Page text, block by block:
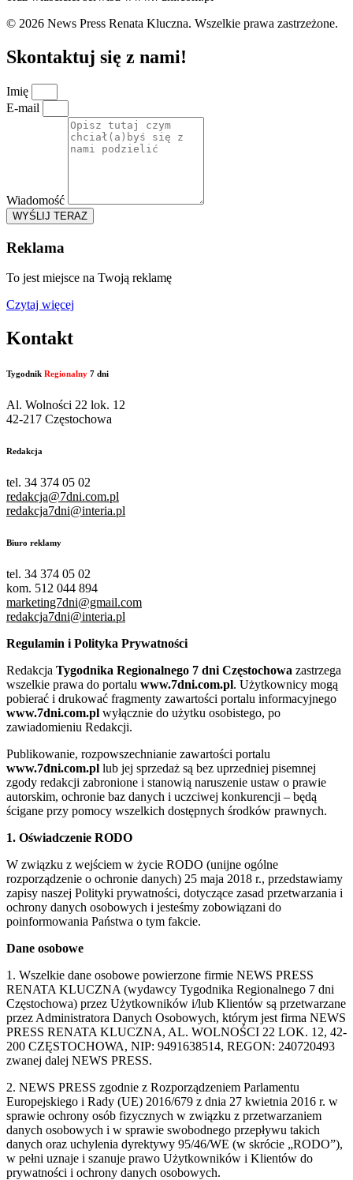
© 2026 News Press Renata Kluczna. Wszelkie prawa zastrzeżone.
Skontaktuj się z nami!
Imię
E-mail
Wiadomość
WYŚLIJ TERAZ
Reklama
To jest miejsce na Twoją reklamę
Czytaj więcej
Kontakt
Tygodnik Regionalny 7 dni
Al. Wolności 22 lok. 12
42-217 Częstochowa
Redakcja
tel. 34 374 05 02
redakcja@7dni.com.pl
redakcja7dni@interia.pl
Biuro reklamy
tel. 34 374 05 02
kom. 512 044 894
marketing7dni@gmail.com
redakcja7dni@interia.pl
Regulamin i Polityka Prywatności
Redakcja Tygodnika Regionalnego 7 dni Częstochowa zastrzega
wszelkie prawa do portalu www.7dni.com.pl. Użytkownicy mogą
pobierać i drukować fragmenty zawartości portalu informacyjnego
www.7dni.com.pl wyłącznie do użytku osobistego, po
zawiadomieniu Redakcji.
Publikowanie, rozpowszechnianie zawartości portalu
www.7dni.com.pl lub jej sprzedaż są bez uprzedniej pisemnej
zgody redakcji zabronione i stanowią naruszenie ustaw o prawie
autorskim, ochronie baz danych i uczciwej konkurencji – będą
ścigane przy pomocy wszelkich dostępnych środków prawnych.
1. Oświadczenie RODO
W związku z wejściem w życie RODO (unijne ogólne
rozporządzenie o ochronie danych) 25 maja 2018 r., przedstawiamy
zapisy naszej Polityki prywatności, dotyczące zasad przetwarzania i
ochrony danych osobowych i jesteśmy zobowiązani do
poinformowania Państwa o tym fakcie.
Dane osobowe
1. Wszelkie dane osobowe powierzone firmie NEWS PRESS
RENATA KLUCZNA (wydawcy Tygodnika Regionalnego 7 dni
Częstochowa) przez Użytkowników i/lub Klientów są przetwarzane
przez Administratora Danych Osobowych, którym jest firma NEWS
PRESS RENATA KLUCZNA, AL. WOLNOŚCI 22 LOK. 12, 42-
200 CZĘSTOCHOWA, NIP: 9491638514, REGON: 240720493
zwanej dalej NEWS PRESS.
2. NEWS PRESS zgodnie z Rozporządzeniem Parlamentu
Europejskiego i Rady (UE) 2016/679 z dnia 27 kwietnia 2016 r. w
sprawie ochrony osób fizycznych w związku z przetwarzaniem
danych osobowych i w sprawie swobodnego przepływu takich
danych oraz uchylenia dyrektywy 95/46/WE (w skrócie „RODO”),
w pełni uznaje i szanuje prawo Użytkowników i Klientów do
prywatności i ochrony danych osobowych.